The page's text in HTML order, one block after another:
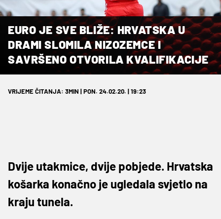
EURO JE SVE BLIŽE: HRVATSKA U
DRAMI SLOMILA NIZOZEMCE I
SAVRŠENO OTVORILA KVALIFIKACIJE
VRIJEME ČITANJA: 3MIN | PON. 24.02.20. | 19:23
Dvije utakmice, dvije pobjede. Hrvatska
košarka konačno je ugledala svjetlo na
kraju tunela.